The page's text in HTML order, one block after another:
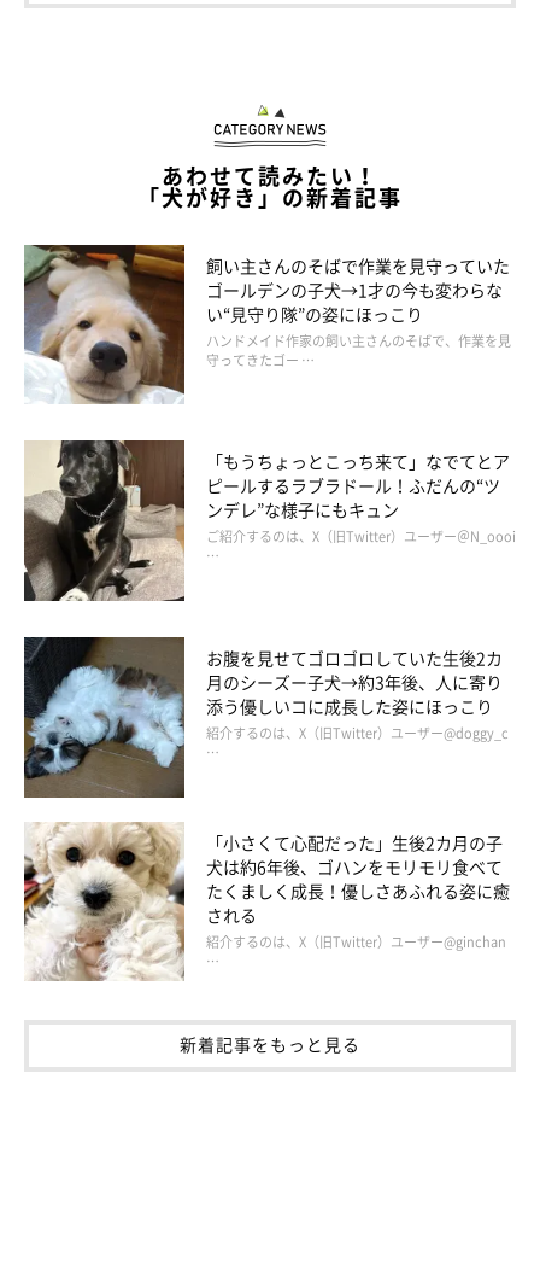
1才の頃のチャロちゃん
@charosan222
子犬のチャロちゃんを家族に迎え、念願だった犬との暮らしをス
いる出来事をこう振り返ります。
飼い主さん：
「里親さんの家から我が家に連れて帰るときに車を使ったのです
が、チャロは車酔いがひどくて何度も吐いてしまいました。
その後も、動物病院に行くために車に乗ったときも落ち着かずに
あわせて読みたい！
「犬が好き」の新着記事
飼い主さんのそばで作業を見守っていた
ゴールデンの子犬→1才の今も変わらな
い“見守り隊”の姿にほっこり
ハンドメイド作家の飼い主さんのそばで、作業を見
守ってきたゴー …
「もうちょっとこっち来て」なでてとア
ピールするラブラドール！ふだんの“ツ
ンデレ”な様子にもキュン
ご紹介するのは、X（旧Twitter）ユーザー＠N_oooi
…
お腹を見せてゴロゴロしていた生後2カ
月のシーズー子犬→約3年後、人に寄り
添う優しいコに成長した姿にほっこり
紹介するのは、X（旧Twitter）ユーザー@doggy_c
…
「小さくて心配だった」生後2カ月の子
犬は約6年後、ゴハンをモリモリ食べて
たくましく成長！優しさあふれる姿に癒
される
紹介するのは、X（旧Twitter）ユーザー@ginchan
…
新着記事をもっと見る